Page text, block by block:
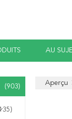
AU
(903) Aperçu